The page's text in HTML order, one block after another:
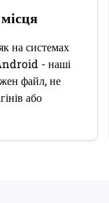
на системах
- наші
файл, не
або